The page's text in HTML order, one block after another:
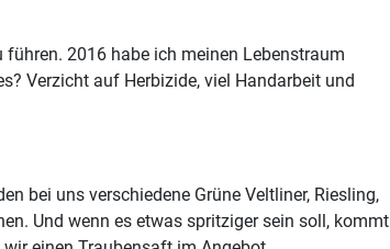
2016 habe ich meinen Lebenstraum
Verzicht auf Herbizide, viel Handarbeit und
bei uns verschiedene Grüne Veltliner, Riesling,
Und wenn es etwas spritziger sein soll, kommt